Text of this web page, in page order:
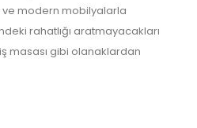
ve modern mobilyalarla
rahatlığı aratmayacakları
masası gibi olanaklardan